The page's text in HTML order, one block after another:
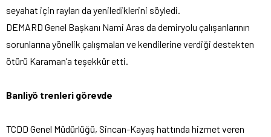
seyahat için rayları da yenilediklerini söyledi.
DEMARD Genel Başkanı Nami Aras da demiryolu çalışanlarının
sorunlarına yönelik çalışmaları ve kendilerine verdiği destekten
ötürü Karaman’a teşekkür etti.
Banliyö trenleri görevde
TCDD Genel Müdürlüğü, Sincan-Kayaş hattında hizmet veren